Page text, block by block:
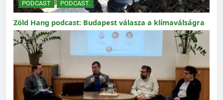
PODCAST PODCAST.
Zöld Hang podcast: Budapest válasza a klímaválságra